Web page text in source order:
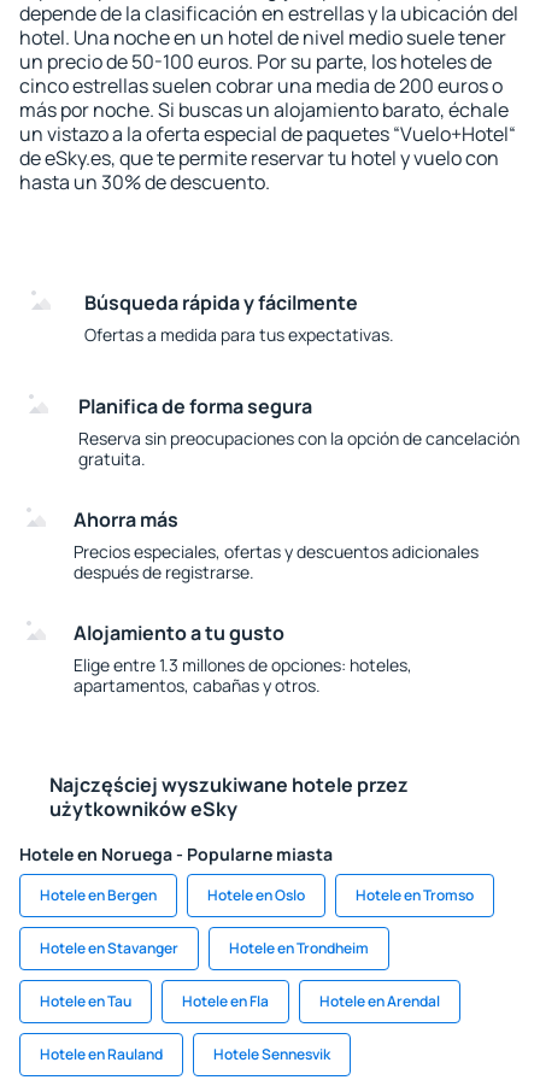
depende de la clasificación en estrellas y la ubicación del
hotel. Una noche en un hotel de nivel medio suele tener
un precio de 50-100 euros. Por su parte, los hoteles de
cinco estrellas suelen cobrar una media de 200 euros o
más por noche. Si buscas un alojamiento barato, échale
un vistazo a la oferta especial de paquetes “Vuelo+Hotel“
de eSky.es, que te permite reservar tu hotel y vuelo con
hasta un 30% de descuento.
Búsqueda rápida y fácilmente
Ofertas a medida para tus expectativas.
Planifica de forma segura
Reserva sin preocupaciones con la opción de cancelación
gratuita.
Ahorra más
Precios especiales, ofertas y descuentos adicionales
después de registrarse.
Alojamiento a tu gusto
Elige entre 1.3 millones de opciones: hoteles,
apartamentos, cabañas y otros.
Najczęściej wyszukiwane hotele przez
użytkowników eSky
Hotele en Noruega - Popularne miasta
Hotele en Bergen Hotele en Oslo Hotele en Tromso
Hotele en Stavanger Hotele en Trondheim
Hotele en Tau Hotele en Fla Hotele en Arendal
Hotele en Rauland Hotele Sennesvik